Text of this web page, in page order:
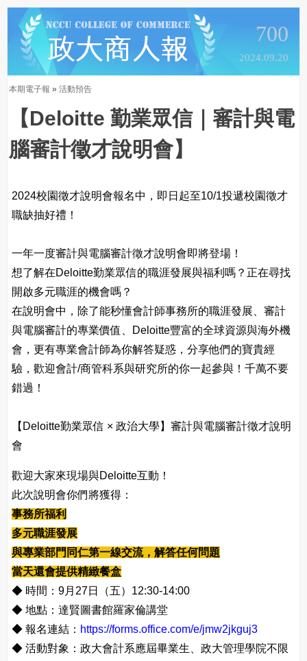
700
2024.09.20
本期電子報 » 活動預告
【Deloitte 勤業眾信｜審計與電
腦審計徵才說明會】
2024校園徵才說明會報名中，即日起至10/1投遞校園徵才
職缺抽好禮！
一年一度審計與電腦審計徵才說明會即將登場！
想了解在Deloitte勤業眾信的職涯發展與福利嗎？正在尋找
開啟多元職涯的機會嗎？
在說明會中，除了能秒懂會計師事務所的職涯發展、審計
與電腦審計的專業價值、Deloitte豐富的全球資源與海外機
會，更有專業會計師為你解答疑惑，分享他們的寶貴經
驗，歡迎會計/商管科系與研究所的你一起參與！千萬不要
錯過！
【Deloitte勤業眾信 × 政治大學】審計與電腦審計徵才說明
會
歡迎大家來現場與Deloitte互動！
此次說明會你們將獲得：
事務所福利
多元職涯發展
與專業部門同仁第一線交流，解答任何問題
當天還會提供精緻餐盒
◆ 時間：9月27日（五）12:30-14:00
◆ 地點：達賢圖書館羅家倫講堂
◆ 報名連結： https://forms.office.com/e/jmw2jkguj3
◆ 活動對象：政大會計系應屆畢業生、政大管理學院不限